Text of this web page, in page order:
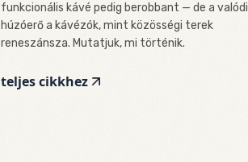
funkcionális kávé pedig berobbant — de a valódi
húzóerő a kávézók, mint közösségi terek
reneszánsza. Mutatjuk, mi történik.
teljes cikkhez